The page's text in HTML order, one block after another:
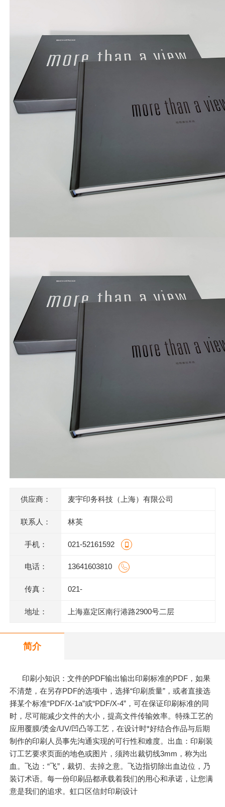
供应商： 麦宇印务科技（上海）有限公司
联系人： 林英
手机： 021-52161592
电话： 13641603810
传真： 021-
地址： 上海嘉定区南行港路2900号二层
简介
印刷小知识：文件的PDF输出输出印刷标准的PDF，如果
不清楚，在另存PDF的选项中，选择“印刷质量”，或者直接选
择某个标准“PDF/X-1a”或“PDF/X-4”，可在保证印刷标准的同
时，尽可能减少文件的大小，提高文件传输效率。特殊工艺的
应用覆膜/烫金/UV/凹凸等工艺，在设计时*好结合作品与后期
制作的印刷人员事先沟通实现的可行性和难度。出血：印刷装
订工艺要求页面的地色或图片，须跨出裁切线3mm，称为出
血。飞边：“飞”，裁切、去掉之意。飞边指切除出血边位，乃
装订术语。每一份印刷品都承载着我们的用心和承诺，让您满
意是我们的追求。虹口区信封印刷设计